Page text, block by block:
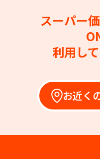
スーパー
利用し
お近く